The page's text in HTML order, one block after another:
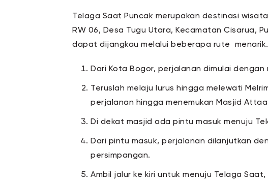
Telaga Saat Puncak merupakan destinasi
RW 06, Desa Tugu Utara, Kecamatan Cisarua,
dapat dijangkau melalui beberapa rute menarik.
Dari Kota Bogor, perjalanan dimulai dengan
Teruslah melaju lurus hingga melewati
perjalanan hingga menemukan Masjid
Di dekat masjid ada pintu masuk menuju
Dari pintu masuk, perjalanan dilanjutkan
persimpangan.
Ambil jalur ke kiri untuk menuju Telaga